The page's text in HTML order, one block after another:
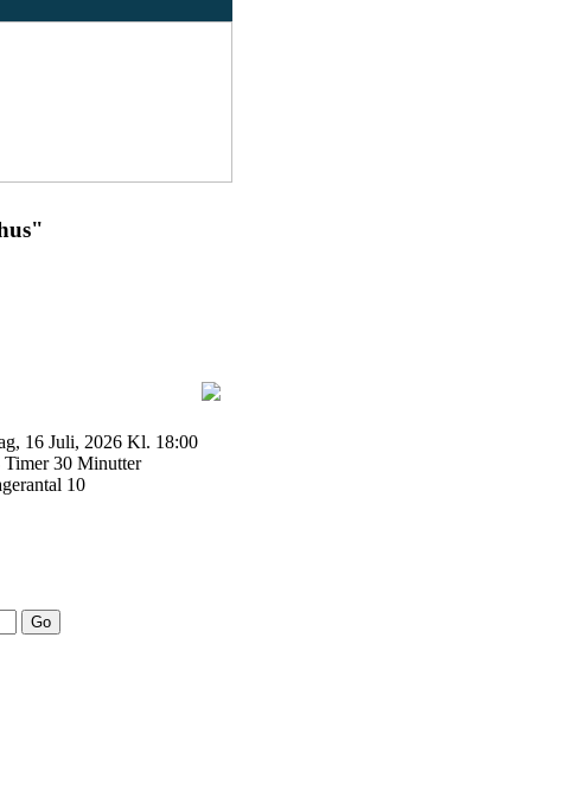
16 Juli, 2026 Kl. 18:00
Timer 30 Minutter
10